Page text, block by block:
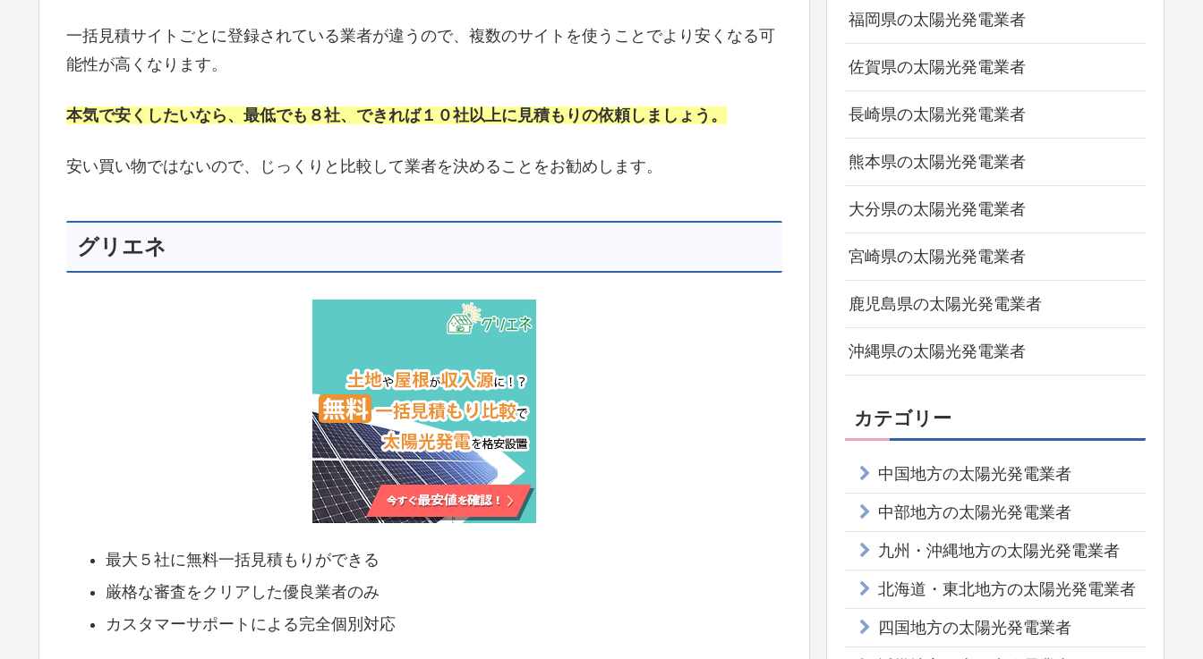
一括見積サイトごとに登録されている業者が違うので、複数のサイトを使うことでより安くなる可
能性が高くなります。
本気で安くしたいなら、最低でも８社、できれば１０社以上に見積もりの依頼しましょう。
安い買い物ではないので、じっくりと比較して業者を決めることをお勧めします。
グリエネ
最大５社に無料一括見積もりができる
厳格な審査をクリアした優良業者のみ
カスタマーサポートによる完全個別対応
福岡県の太陽光発電業者
佐賀県の太陽光発電業者
長崎県の太陽光発電業者
熊本県の太陽光発電業者
大分県の太陽光発電業者
宮崎県の太陽光発電業者
鹿児島県の太陽光発電業者
沖縄県の太陽光発電業者
カテゴリー
中国地方の太陽光発電業者
中部地方の太陽光発電業者
九州・沖縄地方の太陽光発電業者
北海道・東北地方の太陽光発電業者
四国地方の太陽光発電業者